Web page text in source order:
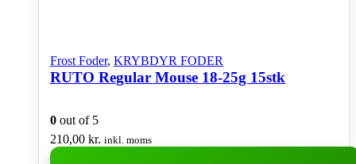
Frost Foder, KRYBDYR FODER
RUTO Regular Mouse 18-25g 15stk
0 out of 5
210,00 kr. inkl. moms